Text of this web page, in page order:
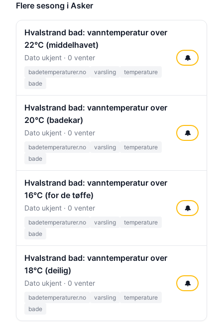
Flere sesong i Asker
Hvalstrand bad: vanntemperatur over
22°C (middelhavet)
Dato ukjent · 0 venter
badetemperaturer.no varsling
temperature
bade
🔔
Hvalstrand bad: vanntemperatur over
20°C (badekar)
Dato ukjent · 0 venter
badetemperaturer.no varsling
temperature
bade
🔔
Hvalstrand bad: vanntemperatur over
16°C (for de tøffe)
Dato ukjent · 0 venter
badetemperaturer.no varsling
temperature
bade
🔔
Hvalstrand bad: vanntemperatur over
18°C (deilig)
Dato ukjent · 0 venter
badetemperaturer.no varsling
temperature
bade
🔔